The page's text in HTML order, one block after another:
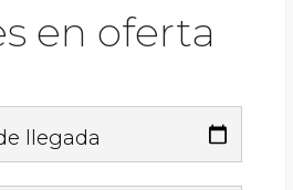
en oferta
llegada